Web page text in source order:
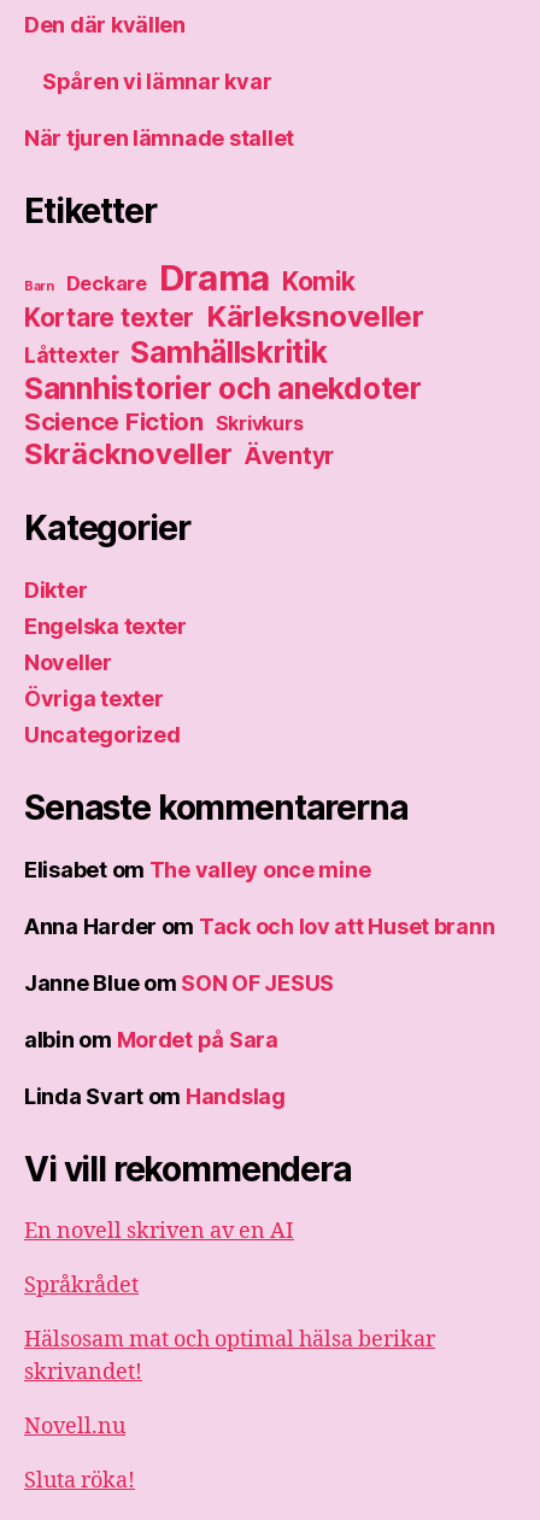
Den där kvällen
Spåren vi lämnar kvar
När tjuren lämnade stallet
Etiketter
Barn Deckare Drama Komik
Kortare texter Kärleksnoveller
Låttexter Samhällskritik
Sannhistorier och anekdoter
Science Fiction Skrivkurs
Skräcknoveller Äventyr
Kategorier
Dikter
Engelska texter
Noveller
Övriga texter
Uncategorized
Senaste kommentarerna
Elisabetom The valley once mine
Anna Harder om Tack och lov att Huset brann
Janne Blueom SON OF JESUS
albin om Mordet på Sara
Linda Svart om Handslag
Vi vill rekommendera
En novell skriven av en AI
Språkrådet
Hälsosam mat och optimal hälsa berikar
skrivandet!
Novell.nu
Sluta röka!